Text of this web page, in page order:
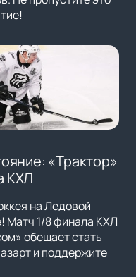
«Трактор»
КХЛ
на Ледовой
Матч 1/8 финала КХЛ
обещает стать
и поддержите